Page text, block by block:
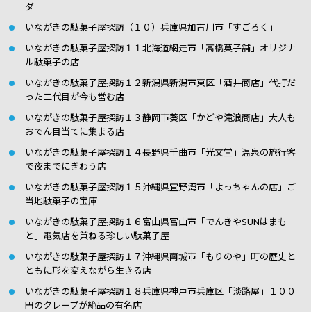
ダ」
いながきの駄菓子屋探訪（１０）兵庫県加古川市「すごろく」
いながきの駄菓子屋探訪１１北海道網走市「高橋菓子舗」オリジナ
ル駄菓子の店
いながきの駄菓子屋探訪１２新潟県新潟市東区「酒井商店」代打だ
った二代目が今も営む店
いながきの駄菓子屋探訪１３静岡市葵区「かどや滝浪商店」大人も
おでん目当てに集まる店
いながきの駄菓子屋探訪１４長野県千曲市「光文堂」温泉の旅行客
で夜までにぎわう店
いながきの駄菓子屋探訪１５沖縄県宜野湾市「よっちゃんの店」ご
当地駄菓子の宝庫
いながきの駄菓子屋探訪１６富山県富山市「でんきやSUNはまも
と」電気店を兼ねる珍しい駄菓子屋
いながきの駄菓子屋探訪１７沖縄県南城市「もりのや」町の歴史と
ともに形を変えながら生きる店
いながきの駄菓子屋探訪１８兵庫県神戸市兵庫区「淡路屋」１００
円のクレープが絶品の有名店